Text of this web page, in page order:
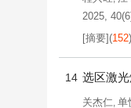
2025,
[摘要](152)
14 选区激
关杰仁, 单